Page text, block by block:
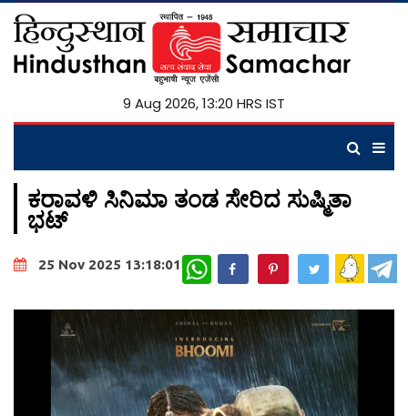
9 Aug 2026, 13:20 HRS IST
ಕರಾವಳಿ ಸಿನಿಮಾ ತಂಡ ಸೇರಿದ ಸುಷ್ಮಿತಾ
ಭಟ್
25 Nov 2025 13:18:01 WhatsApp